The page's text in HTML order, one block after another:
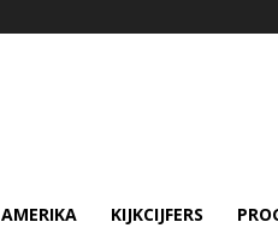
AMERIKA KIJKCIJFERS